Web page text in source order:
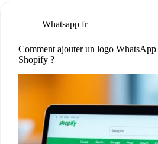
Whatsapp fr
Comment ajouter un logo WhatsApp
Shopify ?